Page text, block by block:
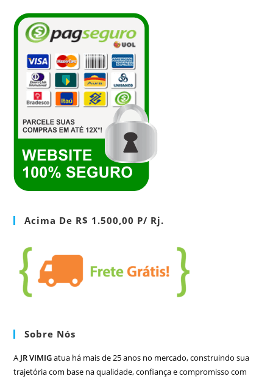
Acima De R$ 1.500,00 P/ Rj.
Sobre Nós
A JR VIMIGatua há mais de 25 anos no mercado, construindo sua
trajetória com base na qualidade, confiança e compromisso com